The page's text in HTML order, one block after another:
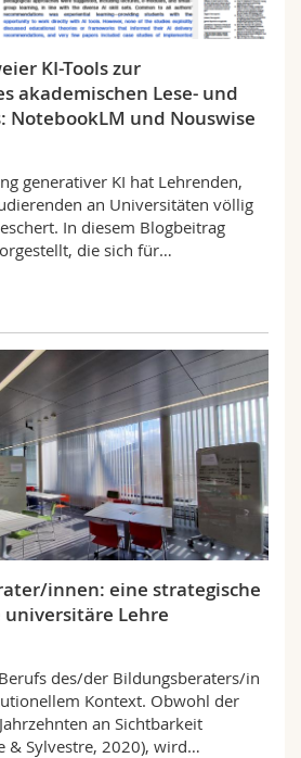
KI-Tools zur
akademischen Lese- und
NotebookLM und Nouswise
generativer KI hat Lehrenden,
an Universitäten völlig
In diesem Blogbeitrag
die sich für…
innen: eine strategische
universitäre Lehre
des/der Bildungsberaters/in
Kontext. Obwohl der
an Sichtbarkeit
& Sylvestre, 2020), wird…